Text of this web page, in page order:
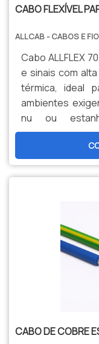
CABO FLEXÍVEL
ALLCAB - CABOS E
Cabo ALLFLEX
e sinais com
térmica, ideal
ambientes
nu ou
manutenção.
produção
especializada
CABO DE COBRE